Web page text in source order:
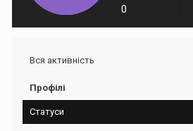
0
Вся активність
Профілі
Статуси